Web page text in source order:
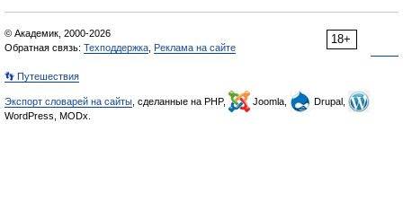
18+
© Академик, 2000-2026
Обратная связь: Техподдержка Реклама на сайте
👣 Путешествия
Экспорт словарей на сайты , сделанные на PHP, Joomla,
Drupal,
WordPress, MODx.